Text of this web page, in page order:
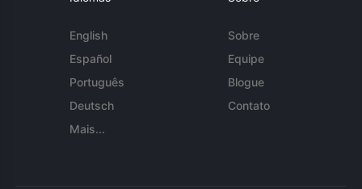
English
Español
Português
Deutsch
Mais...
Sobre
Equipe
Blogue
Contato